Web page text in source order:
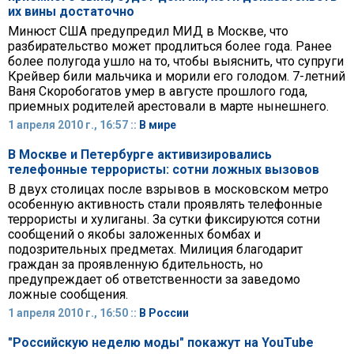
их вины достаточно
Минюст США предупредил МИД в Москве, что
разбирательство может продлиться более года. Ранее
более полугода ушло на то, чтобы выяснить, что супруги
Крейвер били мальчика и морили его голодом. 7-летний
Ваня Скоробогатов умер в августе прошлого года,
приемных родителей арестовали в марте нынешнего.
1 апреля 2010 г., 16:57 :: В мире
В Москве и Петербурге активизировались
телефонные террористы: сотни ложных вызовов
В двух столицах после взрывов в московском метро
особенную активность стали проявлять телефонные
террористы и хулиганы. За сутки фиксируются сотни
сообщений о якобы заложенных бомбах и
подозрительных предметах. Милиция благодарит
граждан за проявленную бдительность, но
предупреждает об ответственности за заведомо
ложные сообщения.
1 апреля 2010 г., 16:50 :: В России
"Российскую неделю моды" покажут на YouTube